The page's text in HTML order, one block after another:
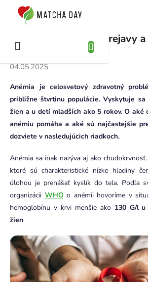
Anémia – príznaky, prejavy
zlepšenie
04.05.2025
Anémia je celosvetový zdravotný
približne štvrtinu populácie. Vyskytuje
žien a u detí mladších ako 5 rokov. O aké
anémiu pomáha a aké sú najčastejšie
dozviete v nasledujúcich riadkoch.
Anémia sa inak nazýva aj ako
ktoré sú charakteristické nízke hladiny
úlohou je prenášať kyslík do tela. Podľa
organizácii WHO o anémii hovoríme v
hemoglobínu v krvi menšie ako 130 G/l
žien.